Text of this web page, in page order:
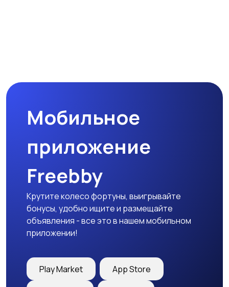
Мобильное
приложение
Freebby
Крутите колесо фортуны, выигрывайте
бонусы, удобно ищите и размещайте
объявления - все это в нашем мобильном
приложении!
Play Market App Store